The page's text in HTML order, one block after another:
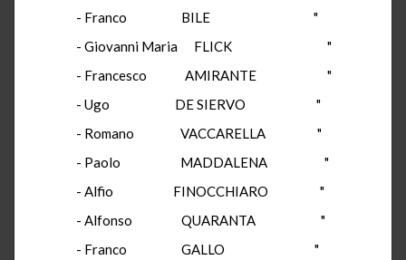
- Franco BILE "
- Giovanni Maria FLICK "
- Francesco AMIRANTE "
- Ugo DE SIERVO "
- Romano VACCARELLA "
- Paolo MADDALENA "
- Alfio FINOCCHIARO "
- Alfonso QUARANTA "
- Franco GALLO "